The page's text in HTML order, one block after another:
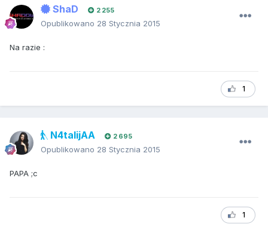
ShaD 2 255
Opublikowano 28 Stycznia 2015
Na razie :
1
N4talijAA 2 695
Opublikowano 28 Stycznia 2015
PAPA ;c
1